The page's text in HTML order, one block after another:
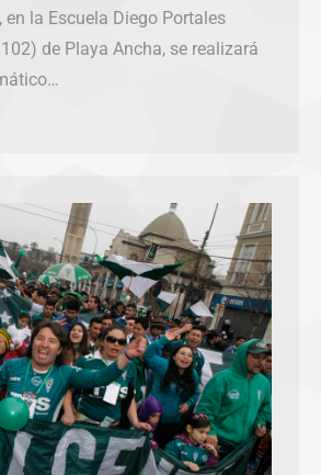
en la Escuela Diego Portales
de Playa Ancha, se realizará